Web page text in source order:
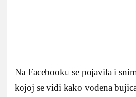
Na Facebooku se pojavila i
kojoj se vidi kako vodena